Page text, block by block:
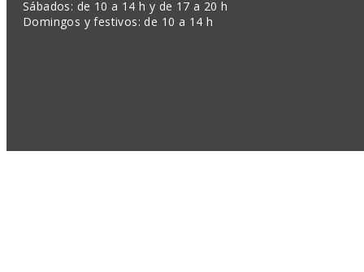
Sábados: de 10 a 14 h y de 17 a 20 h
Domingos y festivos: de 10 a 14 h